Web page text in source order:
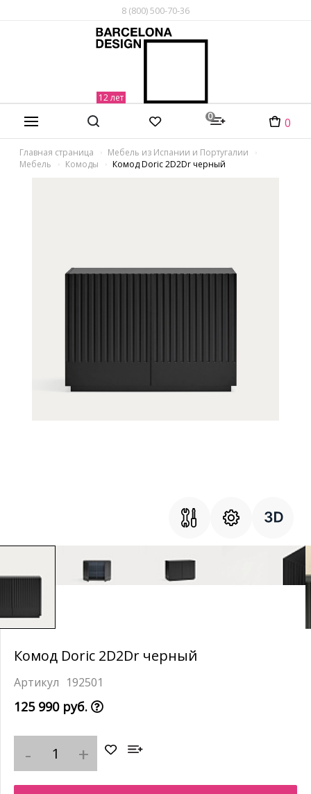
8 (800) 500-70-36
0 0
Главная страница
Мебель из Испании и Португалии
Мебель
Комоды Комод Doric 2D2Dr черный
Комод Doric 2D2Dr черный
192501
125 990 руб.